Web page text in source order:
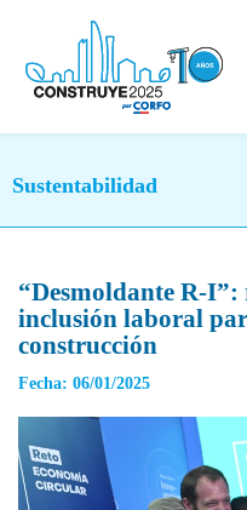
Sustentabilidad
“Desmoldante R-I”:
inclusión laboral
construcción
Fecha: 06/01/2025